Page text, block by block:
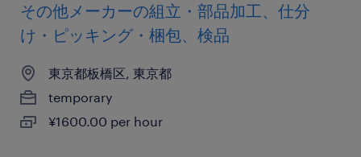
その他メーカーの組立・部品加工、仕分
け・ピッキング・梱包、検品
東京都板橋区, 東京都
temporary
¥1600.00 per hour